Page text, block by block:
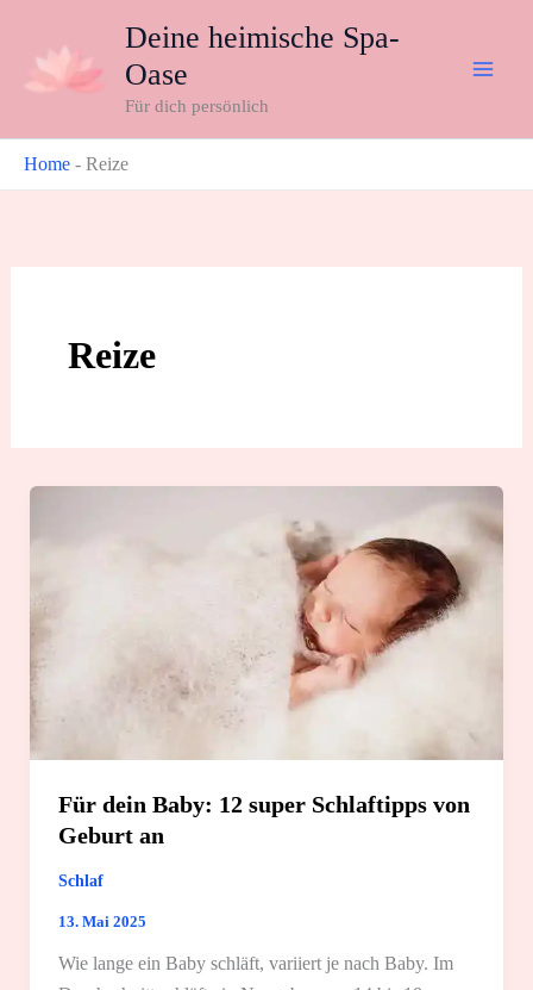
springen
Deine heimische Spa-
Oase
Für dich persönlich
Home - Reize
Reize
Für dein Baby: 12 super Schlaftipps von
Geburt an
Schlaf
13. Mai 2025
Wie lange ein Baby schläft, variiert je nach Baby. Im